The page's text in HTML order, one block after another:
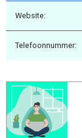
Website:
Telefoonnummer: